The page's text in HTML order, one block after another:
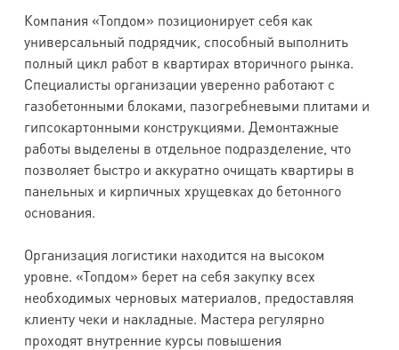
Компания «Топдом» позиционирует себя как
универсальный подрядчик, способный выполнить
полный цикл работ в квартирах вторичного рынка.
Специалисты организации уверенно работают с
газобетонными блоками, пазогребневыми плитами и
гипсокартонными конструкциями. Демонтажные
работы выделены в отдельное подразделение, что
позволяет быстро и аккуратно очищать квартиры в
панельных и кирпичных хрущевках до бетонного
основания.
Организация логистики находится на высоком
уровне. «Топдом» берет на себя закупку всех
необходимых черновых материалов, предоставляя
клиенту чеки и накладные. Мастера регулярно
проходят внутренние курсы повышения